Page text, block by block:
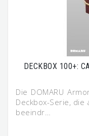
DECKBOX 100+:
Die DOMARU
Deckbox-Serie, die
beeindr…